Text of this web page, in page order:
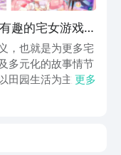
趣的宅女游戏手
，也就是为更多宅
多元化的故事情节
田园生活为主，在
生活中，放松自
更多